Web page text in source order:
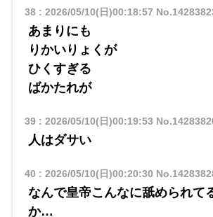
38: 2026/05/10(日)00:18:57
あまりにも
りかいりょくが
ひくすぎる
ばかたれが
39: 2026/05/10(日)00:19:53
人はダサい
40 : 2026/05/10(日)00:20:30
なんで皇帝こんなに舐められて
か…